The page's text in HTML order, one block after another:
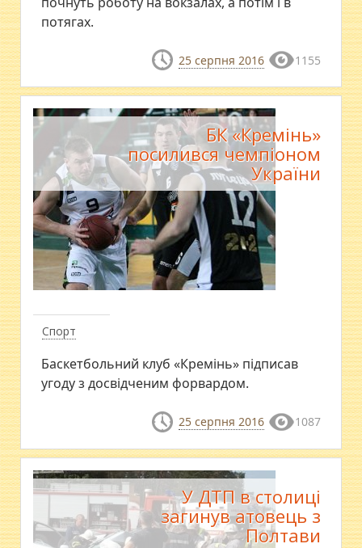
потягах.
25 серпня 2016 1155
Спорт
БК «Кремінь»
посилився чемпіоном
України
Баскетбольний клуб «Кремінь» підписав
угоду з досвідченим форвардом.
25 серпня 2016 1087
У ДТП в столиці
загинув атовець з
Полтави